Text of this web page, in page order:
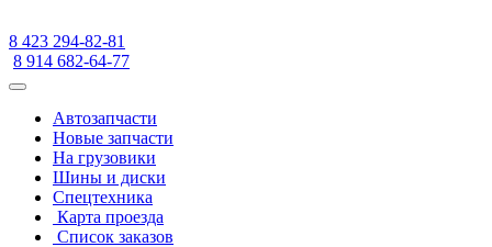
8 423 294-82-81
8 914 682-64-77
Автозапчасти
Новые запчасти
На грузовики
Шины и диски
Спецтехника
Карта проезда
Список заказов